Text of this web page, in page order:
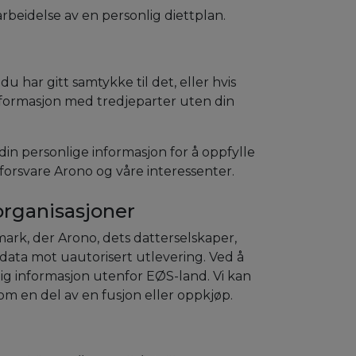
av en personlig diettplan.
har gitt samtykke til det, eller hvis
med tredjeparter uten din
personlige informasjon for å oppfylle
Arono og våre interessenter.
der Arono, dets datterselskaper,
mot uautorisert utlevering. Ved å
informasjon utenfor EØS-land. Vi kan
en del av en fusjon eller oppkjøp.